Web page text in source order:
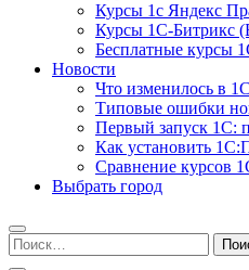
Курсы 1с Яндекс
Курсы 1С-Битрикс
Бесплатные курсы
Новости
Что изменилось в
Типовые ошибки
Первый запуск 1С:
Как установить
Сравнение курсов
Выбрать город
Найти: